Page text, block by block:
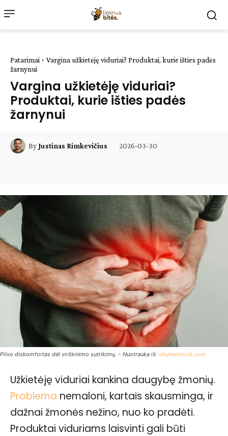
Patarimai
Vargina užkietėję viduriai? Produktai, kurie išties padės
žarnynui
Vargina užkietėję viduriai?
Produktai, kurie išties padės
žarnynui
ByJustinas Rimkevičius 2026-03-30
Pilvo diskomfortas dėl virškinimo sutrikimų. – Nuotrauka iš: shutterstock.com
Užkietėję viduriai kankina daugybę žmonių.
Problema nemaloni, kartais skausminga, ir
dažnai žmonės nežino, nuo ko pradėti.
Produktai viduriams laisvinti gali būti